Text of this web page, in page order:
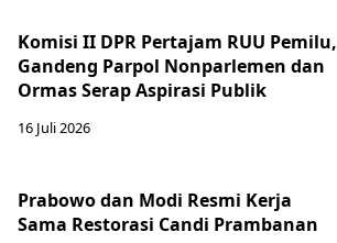
Komisi II DPR Pertajam RUU Pemilu,
Gandeng Parpol Nonparlemen dan
Ormas Serap Aspirasi Publik
16 Juli 2026
Prabowo dan Modi Resmi Kerja
Sama Restorasi Candi Prambanan